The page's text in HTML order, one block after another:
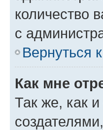
количество
с
Вернуться
Как мне
Так же, как